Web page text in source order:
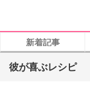
新着記事
彼が喜ぶレシピ